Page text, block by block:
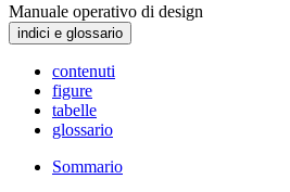
Manuale operativo di design
indici e glossario
contenuti
figure
tabelle
glossario
Sommario